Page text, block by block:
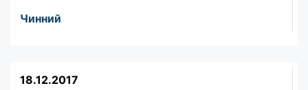
Чинний
18.12.2017